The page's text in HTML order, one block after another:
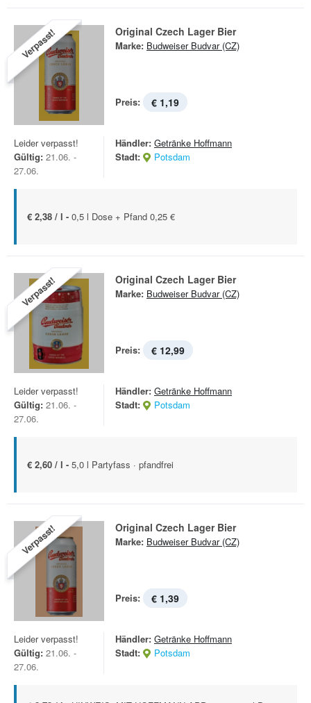
Verpasst! Original Czech Lager Bier
Marke: Budweiser Budvar (CZ)
Preis: € 1,19
Leider verpasst!
Gültig: 21.06. -
27.06.
Händler: Getränke Hoffmann
Stadt:
Potsdam
€ 2,38 / l - 0,5 l Dose + Pfand 0,25 €
Verpasst! Original Czech Lager Bier
Marke: Budweiser Budvar (CZ)
Preis: € 12,99
Leider verpasst!
Gültig: 21.06. -
27.06.
Händler: Getränke Hoffmann
Stadt:
Potsdam
€ 2,60 / l - 5,0 l Partyfass · pfandfrei
Verpasst! Original Czech Lager Bier
Marke: Budweiser Budvar (CZ)
Preis: € 1,39
Leider verpasst!
Gültig: 21.06. -
27.06.
Händler: Getränke Hoffmann
Stadt:
Potsdam